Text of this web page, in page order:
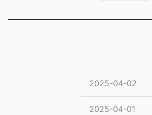
2025-04-02
2025-04-01